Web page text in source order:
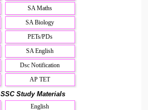
SA Maths
SA Biology
PETs/PDs
SA English
Dsc Notification
AP TET
SSC Study Materials
English